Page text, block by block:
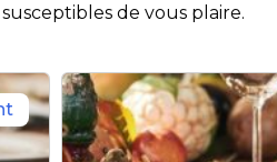
de vous plaire.